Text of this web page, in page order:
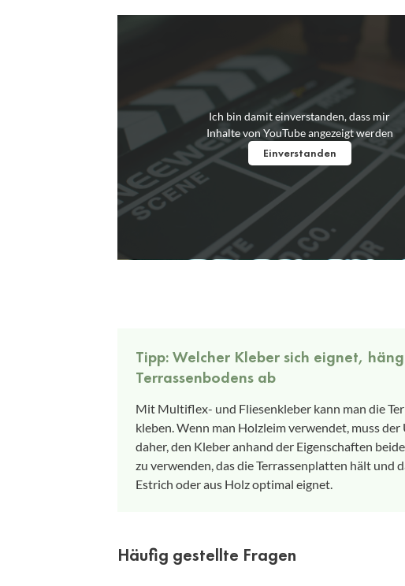
Ich bin damit einverstanden, dass mir
Inhalte von YouTube angezeigt werden
Einverstanden
Tipp: Welcher Kleber sich eignet,
Terrassenbodens ab
Mit Multiflex- und Fliesenkleber kann man die
kleben. Wenn man Holzleim verwendet, muss
daher, den Kleber anhand der Eigenschaften
zu verwenden, das die Terrassenplatten hält und
Estrich oder aus Holz optimal eignet.
Häufig gestellte Fragen